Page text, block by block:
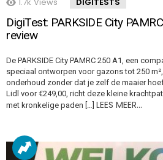
DigiTest: PARKSIDE City
review
De PARKSIDE City PAMRC 250 A1, een
speciaal ontworpen voor gazons tot 250
onderhoud zonder dat je zelf de maaier
Lidl voor €249,00, richt deze kleine
met kronkelige paden […] LEES MEER…